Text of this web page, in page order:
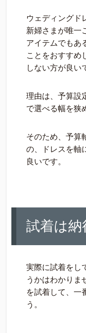
ウェディングド
新婦さまが唯一
アイテムでもあ
ことをおすすめ
しない方が良い
理由は、予算設
で選べる幅を狭
そのため、予算
の、ドレスを軸
良いです。
試着は
実際に試着をし
うかはわかりま
を試着して、一
う。